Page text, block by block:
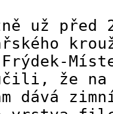
už
že na
dává